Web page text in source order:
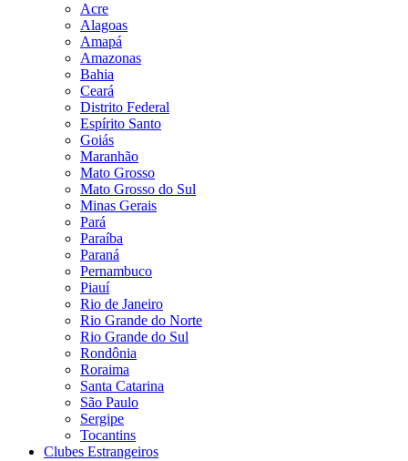
Acre
Alagoas
Amapá
Amazonas
Bahia
Ceará
Distrito Federal
Espírito Santo
Goiás
Maranhão
Mato Grosso
Mato Grosso do Sul
Minas Gerais
Pará
Paraíba
Paraná
Pernambuco
Piauí
Rio de Janeiro
Rio Grande do Norte
Rio Grande do Sul
Rondônia
Roraima
Santa Catarina
São Paulo
Sergipe
Tocantins
Clubes Estrangeiros